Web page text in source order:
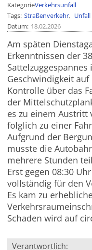
KategorieVerkehrsunfall
Tags Straßenverkehr
Unfall
Datum 18.02.2026
Am späten
Erkenntnissen der
Geschwindigkeit
Kontrolle über das
der
es zu einem
folglich zu einer
Aufgrund der
musste die
mehrere Stunden
Erst gegen 08:30
vollständig für den
Es kam zu
Schaden wird auf
Verantwortlich: